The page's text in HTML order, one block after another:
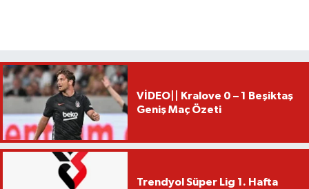
VİDEO|| Kralove 0 – 1 Beşiktaş
Geniş Maç Özeti
Trendyol Süper Lig 1. Hafta